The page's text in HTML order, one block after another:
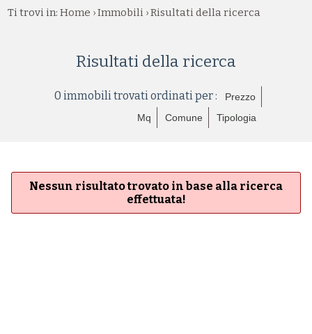
Ti trovi in: Home ›Immobili ›Risultati della ricerca
Risultati della ricerca
0 immobili trovati ordinati per :
Prezzo
Mq
Comune Tipologia
Nessun risultato trovato in base alla ricerca
effettuata!